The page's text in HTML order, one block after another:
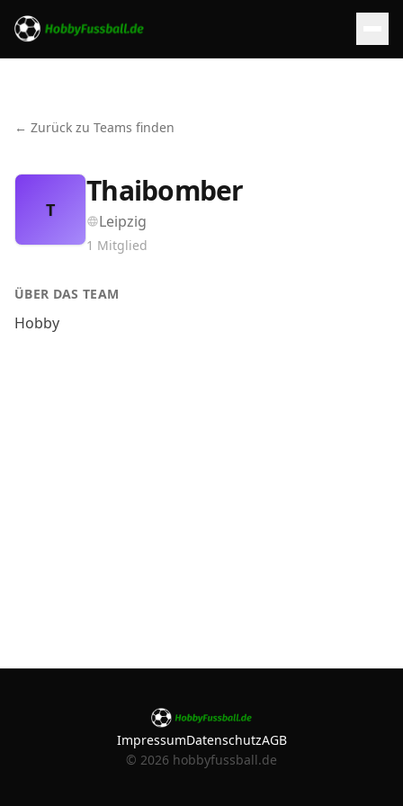
← Zurück zu Teams finden
T
Thaibomber
Leipzig
1 Mitglied
ÜBER DAS TEAM
Hobby
ImpressumDatenschutzAGB
© 2026 hobbyfussball.de